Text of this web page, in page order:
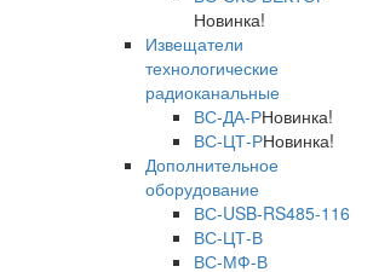
Новинка!
Извещатели
технологические
радиоканальные
ВС-ДА-РНовинка!
ВС-ЦТ-РНовинка!
Дополнительное
оборудование
ВС-USB-RS485-116
ВС-ЦТ-В
ВС-МФ-В